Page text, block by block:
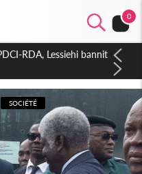
0
contre les
SOCIÉTÉ